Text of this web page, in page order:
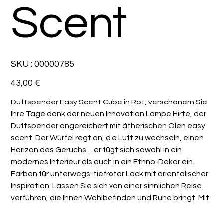
Scent
SKU : SKU
00000785
00000785
Prix
43,00 €
Duftspender Easy Scent Cube in Rot, verschönern Sie
Ihre Tage dank der neuen Innovation Lampe Hirte, der
Duftspender angereichert mit ätherischen Ölen easy
scent. Der Würfel regt an, die Luft zu wechseln, einen
Horizon des Geruchs ... er fügt sich sowohl in ein
modernes Interieur als auch in ein Ethno-Dekor ein.
Farben für unterwegs: tiefroter Lack mit orientalischer
Inspiration. Lassen Sie sich von einer sinnlichen Reise
verführen, die Ihnen Wohlbefinden und Ruhe bringt. Mit